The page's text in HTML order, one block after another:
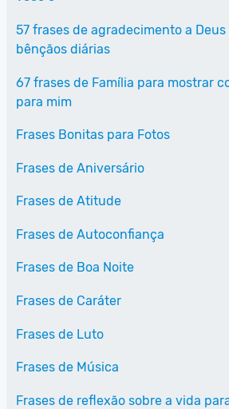
57 frases de agradecimento a
bênçãos diárias
67 frases de Família para mostrar
para mim
Frases Bonitas para Fotos
Frases de Aniversário
Frases de Atitude
Frases de Autoconfiança
Frases de Boa Noite
Frases de Caráter
Frases de Luto
Frases de Música
Frases de reflexão sobre a vida